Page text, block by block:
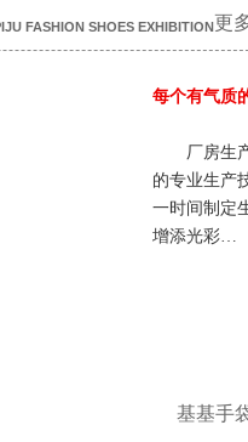
更
FASHION SHOES EXHIBITION
每个有气质
厂房生
的专业生产
一时间制定
增添光彩…
基基手